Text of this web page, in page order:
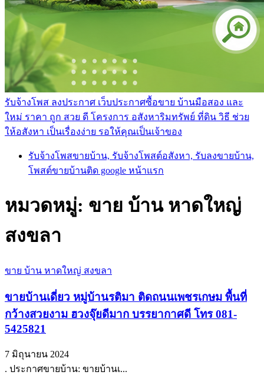
รับจ้างโพส ลงประกาศ เว็บประกาศซื้อขาย บ้านมือสอง และ
ใหม่ ราคา ถูก สวย ดี โครงการ อสังหาริมทรัพย์ ที่ดิน วิธี ช่วย
ให้อสังหา เป็นเรื่องง่าย รอให้คุณเป็นเจ้าของ
รับจ้างโพสขายบ้าน, รับจ้างโพสต์อสังหา, รับลงขายบ้าน,
โพสต์ขายบ้านติด google หน้าแรก
หมวดหมู่: ขาย บ้าน หาดใหญ่
สงขลา
ขาย บ้าน หาดใหญ่ สงขลา
ขายบ้านเดี่ยว หมู่บ้านรติมา ติดถนนเพชรเกษม พื้นที่
กว้างสวยงาม ฮวงจุ๊ยดีมาก บรรยากาศดี โทร 081-
5425821
7 มิถุนายน 2024
. ประกาศขายบ้าน: ขายบ้านเ...